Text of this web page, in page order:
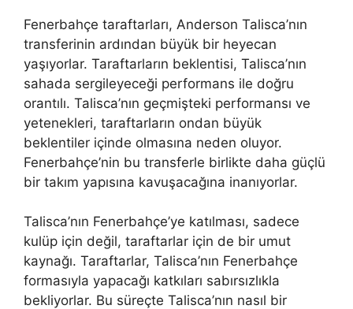
Fenerbahçe taraftarları, Anderson Talisca’nın
transferinin ardından büyük bir heyecan
yaşıyorlar. Taraftarların beklentisi, Talisca’nın
sahada sergileyeceği performans ile doğru
orantılı. Talisca’nın geçmişteki performansı ve
yetenekleri, taraftarların ondan büyük
beklentiler içinde olmasına neden oluyor.
Fenerbahçe’nin bu transferle birlikte daha güçlü
bir takım yapısına kavuşacağına inanıyorlar.
Talisca’nın Fenerbahçe’ye katılması, sadece
kulüp için değil, taraftarlar için de bir umut
kaynağı. Taraftarlar, Talisca’nın Fenerbahçe
formasıyla yapacağı katkıları sabırsızlıkla
bekliyorlar. Bu süreçte Talisca’nın nasıl bir